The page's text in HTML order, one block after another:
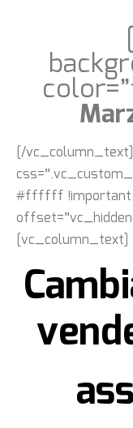
[/
#ffffff
[vc_column_text]